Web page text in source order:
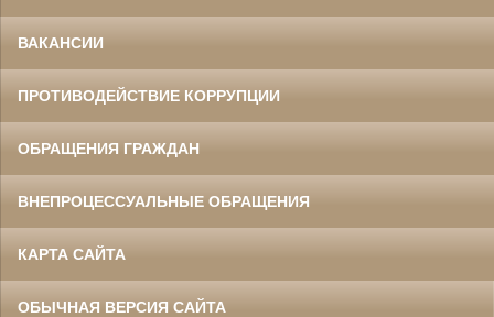
ВАКАНСИИ
ПРОТИВОДЕЙСТВИЕ КОРРУПЦИИ
ОБРАЩЕНИЯ ГРАЖДАН
ВНЕПРОЦЕССУАЛЬНЫЕ ОБРАЩЕНИЯ
КАРТА САЙТА
ОБЫЧНАЯ ВЕРСИЯ САЙТА